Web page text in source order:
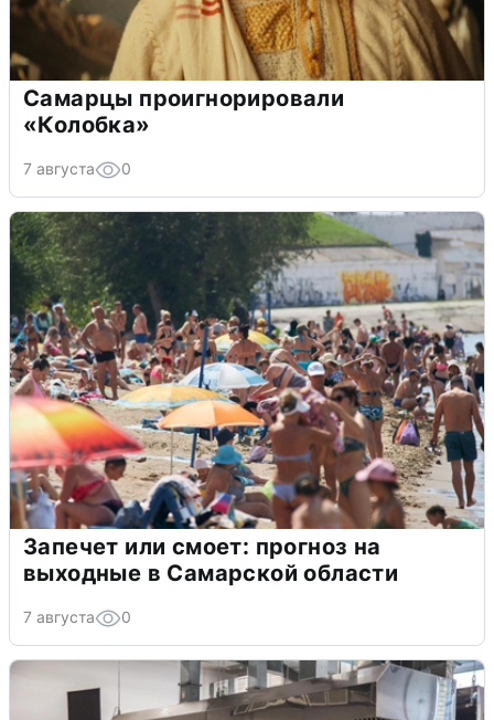
Самарцы проигнорировали
«Колобка»
7 августа 0
Запечет или смоет: прогноз на
выходные в Самарской области
7 августа 0